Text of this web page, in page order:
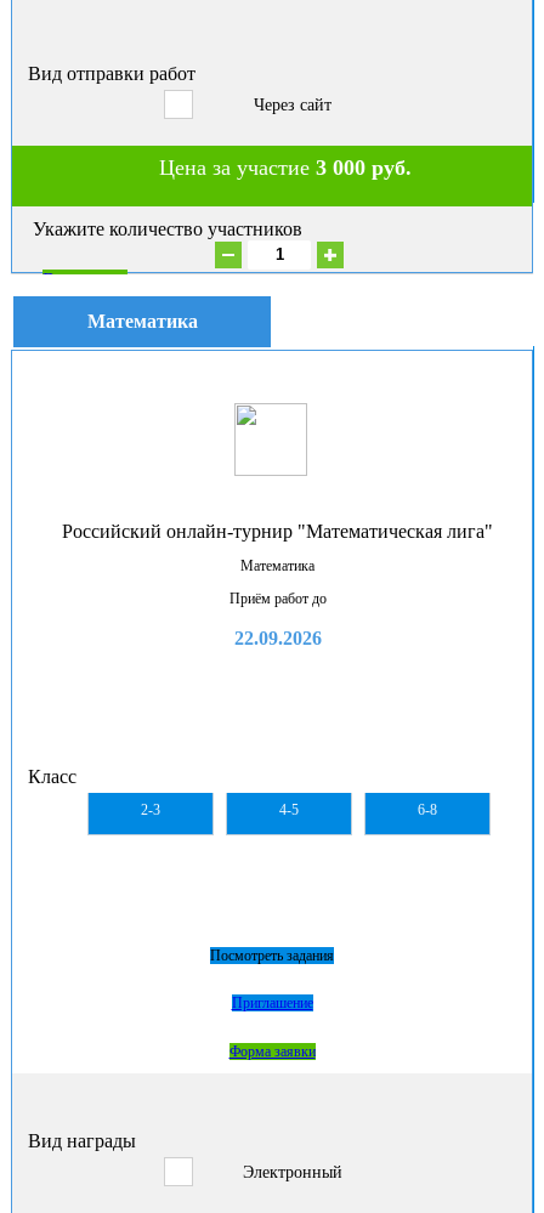
Вид отправки работ
Через сайт
Цена за участие3 000 руб.
Укажите количество участников
В корзину
Математика
Российский онлайн-турнир "Математическая лига"
Математика
Приём работ до
22.09.2026
Класс
2-3 4-5 6-8
Посмотреть задания
Приглашение
Форма заявки
Вид награды
Электронный